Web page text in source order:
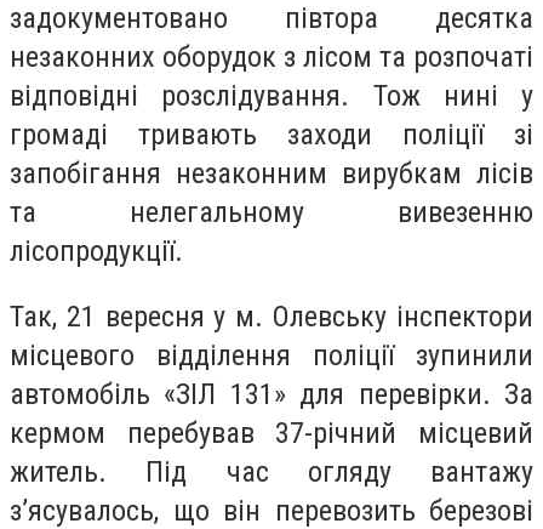
задокументовано півтора десятка
незаконних оборудок з лісом та розпочаті
відповідні розслідування. Тож нині у
громаді тривають заходи поліції зі
запобігання незаконним вирубкам лісів
та нелегальному вивезенню
лісопродукції.
Так, 21 вересня у м. Олевську інспектори
місцевого відділення поліції зупинили
автомобіль «ЗІЛ 131» для перевірки. За
кермом перебував 37-річний місцевий
житель. Під час огляду вантажу
з’ясувалось, що він перевозить березові